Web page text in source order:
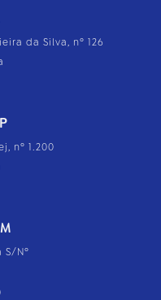
da Silva, nº 126
nº 1.200
S/Nº